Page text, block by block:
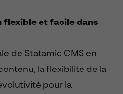
flexible et facile dans
de Statamic CMS en
la flexibilité de la
pour la